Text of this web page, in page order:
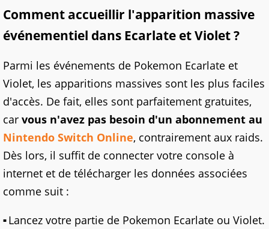
Comment accueillir l'apparition massive
événementiel dans Ecarlate et Violet ?
Parmi les événements de Pokemon Ecarlate et
Violet, les apparitions massives sont les plus faciles
d'accès. De fait, elles sont parfaitement gratuites,
car vous n'avez pas besoin d'un abonnement au
Nintendo Switch Online, contrairement aux raids.
Dès lors, il suffit de connecter votre console à
internet et de télécharger les données associées
comme suit :
Lancez votre partie de Pokemon Ecarlate ou Violet.